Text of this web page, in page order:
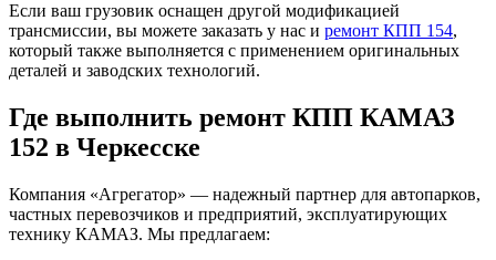
Если ваш грузовик оснащен другой модификацией
трансмиссии, вы можете заказать у нас и ремонт КПП 154,
который также выполняется с применением оригинальных
деталей и заводских технологий.
Где выполнить ремонт КПП КАМАЗ
152 в Черкесске
Компания «Агрегатор» — надежный партнер для автопарков,
частных перевозчиков и предприятий, эксплуатирующих
технику КАМАЗ. Мы предлагаем: